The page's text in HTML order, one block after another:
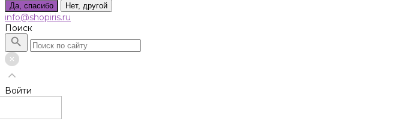
Да, спасибо Нет, другой
info@shopiris.ru
Поиск
Войти